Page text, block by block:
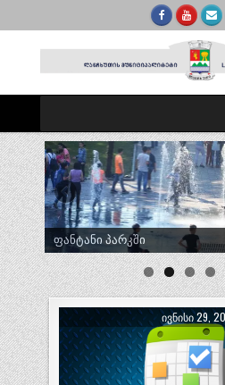
ტრადიციული ლელობურთი
ᲘᲕᲜᲘᲡᲘ 29,